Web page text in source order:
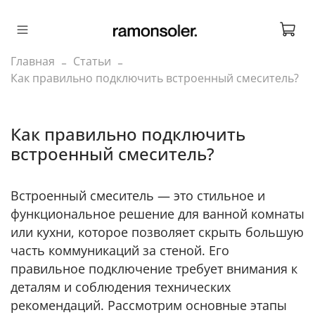
Главная
Статьи
Как правильно подключить встроенный смеситель?
Как правильно подключить
встроенный смеситель?
Встроенный смеситель — это стильное и
функциональное решение для ванной комнаты
или кухни, которое позволяет скрыть большую
часть коммуникаций за стеной. Его
правильное подключение требует внимания к
деталям и соблюдения технических
рекомендаций. Рассмотрим основные этапы